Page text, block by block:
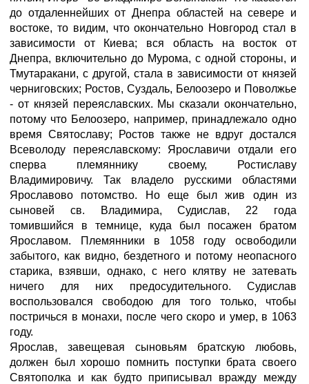
до отдаленнейших от Днепра областей на севере и
востоке, то видим, что окончательно Новгород стал в
зависимости от Киева; вся область на восток от
Днепра, включительно до Мурома, с одной стороны, и
Тмутаракани, с другой, стала в зависимости от князей
черниговских; Ростов, Суздаль, Белоозеро и Поволжье
- от князей переяславских. Мы сказали окончательно,
потому что Белоозеро, например, принадлежало одно
время Святославу; Ростов также не вдруг достался
Всеволоду переяславскому: Ярославичи отдали его
сперва племяннику своему, Ростиславу
Владимировичу. Так владело русскими областями
Ярославово потомство. Но еще был жив один из
сыновей св. Владимира, Судислав, 22 года
томившийся в темнице, куда был посажен братом
Ярославом. Племянники в 1058 году освободили
забытого, как видно, бездетного и потому неопасного
старика, взявши, однако, с него клятву не затевать
ничего для них предосудительного. Судислав
воспользовался свободою для того только, чтобы
постричься в монахи, после чего скоро и умер, в 1063
году.
Ярослав, завещевая сыновьям братскую любовь,
должен был хорошо помнить поступки брата своего
Святополка и как будто приписывал вражду между